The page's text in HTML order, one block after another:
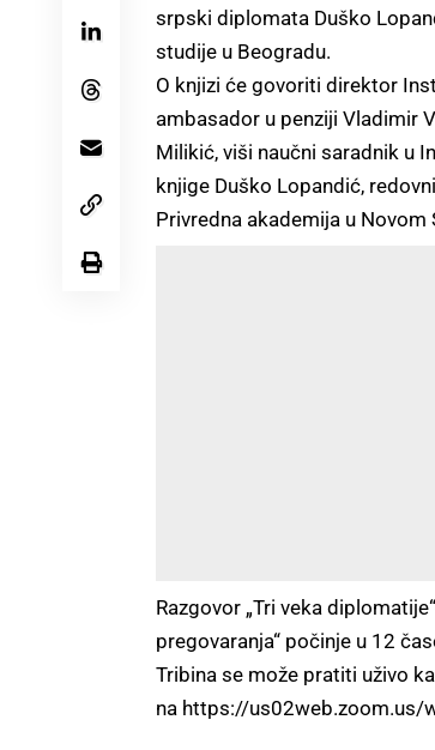
srpski diplomata Duško
studije u Beogradu.
O knjizi će govoriti direktor
ambasador u penziji Vladimir
Milikić, viši naučni saradnik u
knjige Duško Lopandić,
Privredna akademija u Novom
Razgovor „Tri veka
pregovaranja“ počinje u 12
Tribina se može pratiti uživo
na https://us02web.zoom.us/